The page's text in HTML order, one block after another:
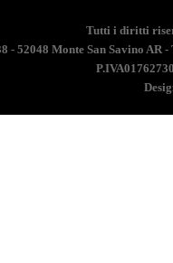
Tutti i diritti
- 52048 Monte San Savino AR